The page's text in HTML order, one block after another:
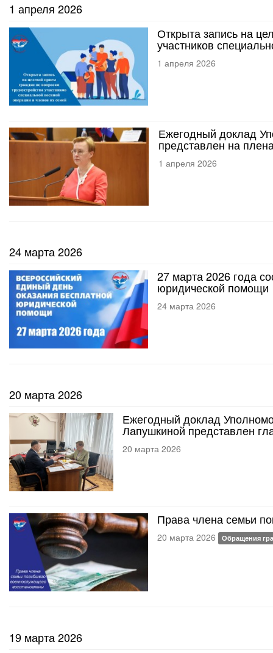
1 апреля 2026
Открыта запись на
участников
1 апреля 2026
Ежегодный доклад
представлен на
1 апреля 2026
24 марта 2026
27 марта 2026 года
юридической помощи
24 марта 2026
20 марта 2026
Ежегодный доклад
Лапушкиной представлен
20 марта 2026
Права члена семьи
20 марта 2026 Обращения
19 марта 2026